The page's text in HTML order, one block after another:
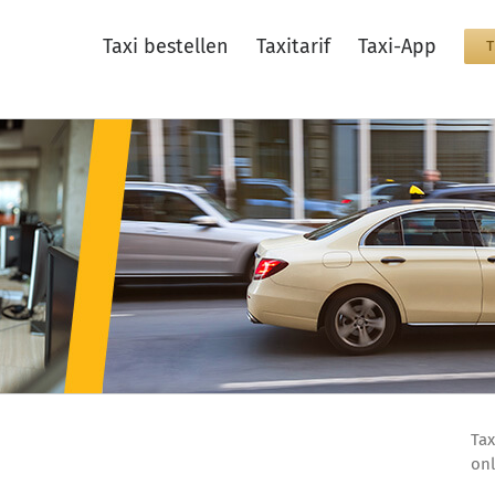
Taxi bestellen Taxitarif Taxi-App